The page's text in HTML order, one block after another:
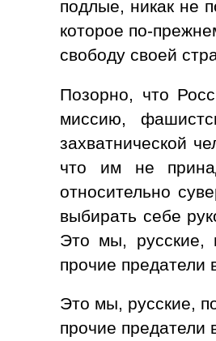
подлые, никак не
которое по-
свободу своей
Позорно, что
миссию,
захватнической
что им не
относительно
выбирать себе
Это мы, русские,
прочие
Это мы, русские,
прочие